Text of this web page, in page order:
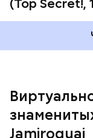
Jamiroquai
Четвёртому
Довольно
Песня "Seven
саундтрек
Prada".
студийный